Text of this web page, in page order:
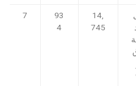
14,
745
93
4
7